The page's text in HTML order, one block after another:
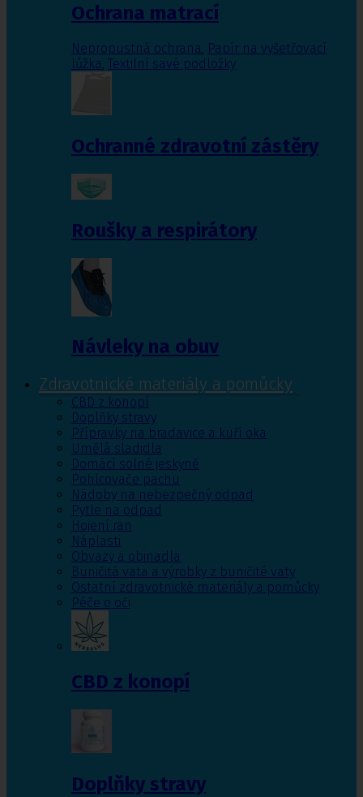
Ochrana matrací
Nepropustná ochrana, Papír na vyšetřovací
lůžka, Textilní savé podložky
Ochranné zdravotní zástěry
Roušky a respirátory
Návleky na obuv
Zdravotnické materiály a pomůcky
CBD z konopí
Doplňky stravy
Přípravky na bradavice a kuří oka
Umělá sladidla
Domácí solné jeskyně
Pohlcovače pachu
Nádoby na nebezpečný odpad
Pytle na odpad
Hojení ran
Náplasti
Obvazy a obinadla
Buničitá vata a výrobky z buničité vaty
Ostatní zdravotnické materiály a pomůcky
Péče o oči
CBD z konopí
Doplňky stravy